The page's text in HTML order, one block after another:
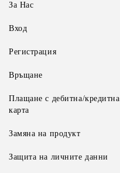
За Нас
Вход
Регистрация
Връщане
Плащане с дебитна/кредитна
карта
Замяна на продукт
Защита на личните данни